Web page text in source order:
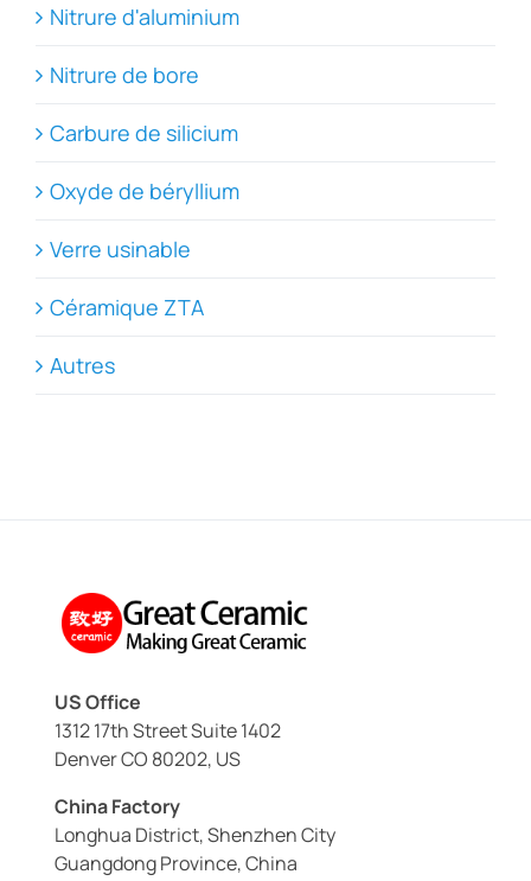
Nitrure d'aluminium
Nitrure de bore
Carbure de silicium
Oxyde de béryllium
Verre usinable
Céramique ZTA
Autres
US Office
1312 17th Street Suite 1402
Denver CO 80202, US
China Factory
Longhua District, Shenzhen City
Guangdong Province, China